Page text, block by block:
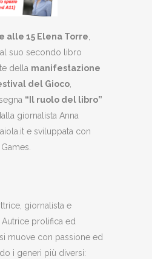
alle 15 Elena Torre,
suo secondo libro
della manifestazione
del Gioco,
“Il ruolo del libro”
giornalista Anna
e sviluppata con
giornalista e
prolifica ed
muove con passione ed
i generi più diversi: